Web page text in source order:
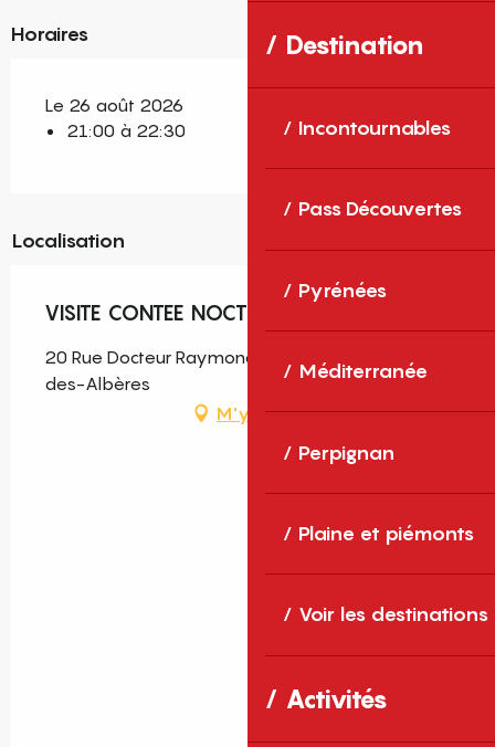
Destination
Incontournables
Pass Découvertes
Pyrénées
Méditerranée
Perpignan
Plaine et piémonts
Voir les destinations
Activités
Horaires
Le 26 août 2026
21:00 à 22:30
Localisation
VISITE CONTEE NOCTURNE
20 Rue Docteur Raymond Carbonneil, Laroque-
des-Albères
M'y rendre